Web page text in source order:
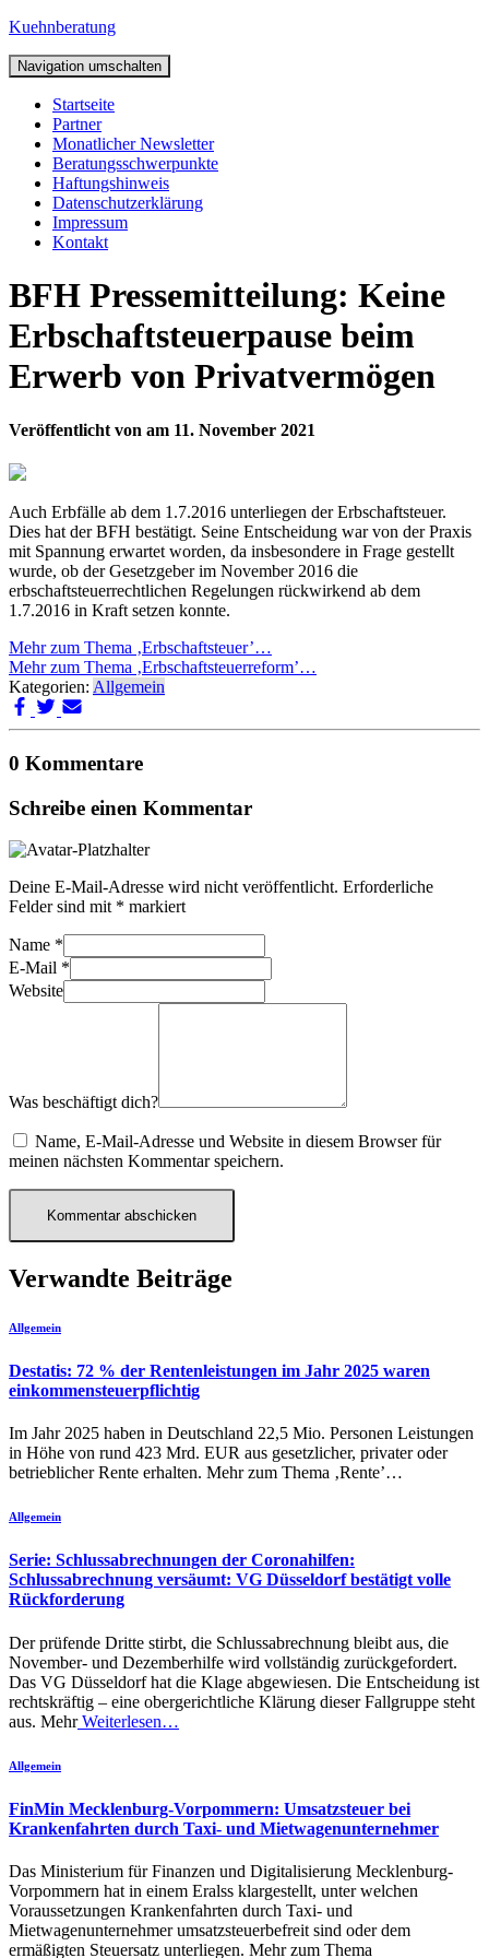
Kuehnberatung
Navigation umschalten
Startseite
Partner
Monatlicher Newsletter
Beratungsschwerpunkte
Haftungshinweis
Datenschutzerklärung
Impressum
Kontakt
BFH Pressemitteilung: Keine
Erbschaftsteuerpause beim
Erwerb von Privatvermögen
Veröffentlicht von am 11. November 2021
Auch Erbfälle ab dem 1.7.2016 unterliegen der Erbschaftsteuer.
Dies hat der BFH bestätigt. Seine Entscheidung war von der Praxis
mit Spannung erwartet worden, da insbesondere in Frage gestellt
wurde, ob der Gesetzgeber im November 2016 die
erbschaftsteuerrechtlichen Regelungen rückwirkend ab dem
1.7.2016 in Kraft setzen konnte.
Mehr zum Thema ‚Erbschaftsteuer’…
Mehr zum Thema ‚Erbschaftsteuerreform’…
Kategorien: Allgemein
0 Kommentare
Schreibe einen Kommentar
Deine E-Mail-Adresse wird nicht veröffentlicht. Erforderliche
Felder sind mit * markiert
Name *
E-Mail *
Website
Was beschäftigt dich?
Name, E-Mail-Adresse und Website in diesem Browser für
meinen nächsten Kommentar speichern.
Verwandte Beiträge
Allgemein
Destatis: 72 % der Rentenleistungen im Jahr 2025 waren
einkommensteuerpflichtig
Im Jahr 2025 haben in Deutschland 22,5 Mio. Personen Leistungen
in Höhe von rund 423 Mrd. EUR aus gesetzlicher, privater oder
betrieblicher Rente erhalten. Mehr zum Thema ‚Rente’…
Allgemein
Serie: Schlussabrechnungen der Coronahilfen:
Schlussabrechnung versäumt: VG Düsseldorf bestätigt volle
Rückforderung
Der prüfende Dritte stirbt, die Schlussabrechnung bleibt aus, die
November- und Dezemberhilfe wird vollständig zurückgefordert.
Das VG Düsseldorf hat die Klage abgewiesen. Die Entscheidung ist
rechtskräftig – eine obergerichtliche Klärung dieser Fallgruppe steht
aus. MehrWeiterlesen…
Allgemein
FinMin Mecklenburg-Vorpommern: Umsatzsteuer bei
Krankenfahrten durch Taxi- und Mietwagenunternehmer
Das Ministerium für Finanzen und Digitalisierung Mecklenburg-
Vorpommern hat in einem Eralss klargestellt, unter welchen
Voraussetzungen Krankenfahrten durch Taxi- und
Mietwagenunternehmer umsatzsteuerbefreit sind oder dem
ermäßigten Steuersatz unterliegen. Mehr zum Thema